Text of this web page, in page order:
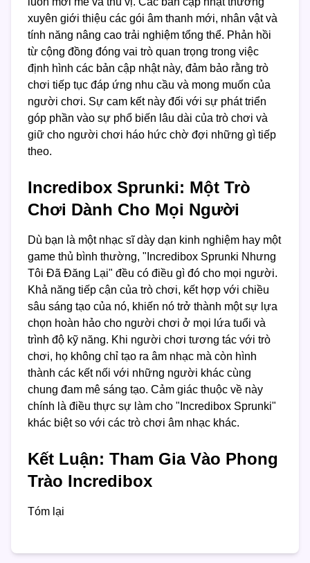
xuyên giới thiệu các gói âm thanh mới, nhân vật và
tính năng nâng cao trải nghiệm tổng thể. Phản hồi
từ cộng đồng đóng vai trò quan trọng trong việc
định hình các bản cập nhật này, đảm bảo rằng trò
chơi tiếp tục đáp ứng nhu cầu và mong muốn của
người chơi. Sự cam kết này đối với sự phát triển
góp phần vào sự phổ biến lâu dài của trò chơi và
giữ cho người chơi háo hức chờ đợi những gì tiếp
theo.
Incredibox Sprunki: Một Trò
Chơi Dành Cho Mọi Người
Dù bạn là một nhạc sĩ dày dạn kinh nghiệm hay một
game thủ bình thường, "Incredibox Sprunki Nhưng
Tôi Đã Đăng Lại" đều có điều gì đó cho mọi người.
Khả năng tiếp cận của trò chơi, kết hợp với chiều
sâu sáng tạo của nó, khiến nó trở thành một sự lựa
chọn hoàn hảo cho người chơi ở mọi lứa tuổi và
trình độ kỹ năng. Khi người chơi tương tác với trò
chơi, họ không chỉ tạo ra âm nhạc mà còn hình
thành các kết nối với những người khác cùng
chung đam mê sáng tạo. Cảm giác thuộc về này
chính là điều thực sự làm cho "Incredibox Sprunki"
khác biệt so với các trò chơi âm nhạc khác.
Kết Luận: Tham Gia Vào Phong
Trào Incredibox
Tóm lại